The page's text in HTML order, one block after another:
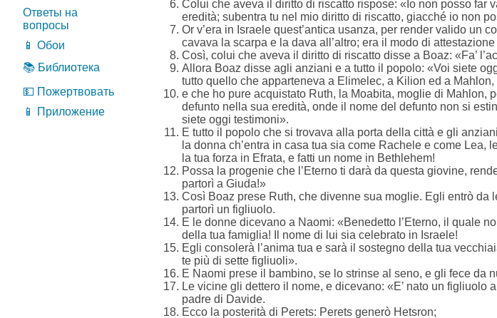
Ответы на
вопросы
📱 Обои
📚 Библиотека
💵 Пожертвовать
📱 Приложение
Colui che aveva il diritto di riscatto rispose: «Io non posso far
eredità; subentra tu nel mio diritto di riscatto, giacché io non
Or v’era in Israele quest’antica usanza, per render valido un
cavava la scarpa e la dava all’altro; era il modo di
Così, colui che aveva il diritto di riscatto disse a Boaz: «Fa’
Allora Boaz disse agli anziani e a tutto il popolo: «Voi siete
tutto quello che apparteneva a Elimelec, a Kilion ed a Mahlon,
e che ho pure acquistato Ruth, la Moabita, moglie di Mahlon,
defunto nella sua eredità, onde il nome del defunto non si
siete oggi testimoni».
E tutto il popolo che si trovava alla porta della città e gli
la donna ch’entra in casa tua sia come Rachele e come Lea,
la tua forza in Efrata, e fatti un nome in Bethlehem!
Possa la progenie che l’Eterno ti darà da questa giovine,
partorì a Giuda!»
Così Boaz prese Ruth, che divenne sua moglie. Egli entrò da
partorì un figliuolo.
E le donne dicevano a Naomi: «Benedetto l’Eterno, il quale
della tua famiglia! Il nome di lui sia celebrato in Israele!
Egli consolerà l’anima tua e sarà il sostegno della tua
te più di sette figliuoli».
E Naomi prese il bambino, se lo strinse al seno, e gli fece da
Le vicine gli dettero il nome, e dicevano: «E’ nato un figliuolo
padre di Davide.
Ecco la posterità di Perets: Perets generò Hetsron;